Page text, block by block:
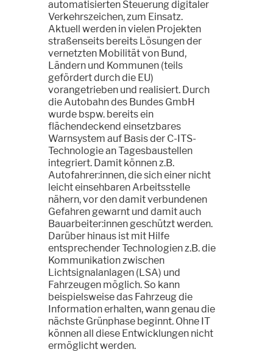
automatisierten Steuerung digitaler
Verkehrszeichen, zum Einsatz.
Aktuell werden in vielen Projekten
straßenseits bereits Lösungen der
vernetzten Mobilität von Bund,
Ländern und Kommunen (teils
gefördert durch die EU)
vorangetrieben und realisiert. Durch
die Autobahn des Bundes GmbH
wurde bspw. bereits ein
flächendeckend einsetzbares
Warnsystem auf Basis der C-ITS-
Technologie an Tagesbaustellen
integriert. Damit können z.B.
Autofahrer:innen, die sich einer nicht
leicht einsehbaren Arbeitsstelle
nähern, vor den damit verbundenen
Gefahren gewarnt und damit auch
Bauarbeiter:innen geschützt werden.
Darüber hinaus ist mit Hilfe
entsprechender Technologien z.B. die
Kommunikation zwischen
Lichtsignalanlagen (LSA) und
Fahrzeugen möglich. So kann
beispielsweise das Fahrzeug die
Information erhalten, wann genau die
nächste Grünphase beginnt. Ohne IT
können all diese Entwicklungen nicht
ermöglicht werden.